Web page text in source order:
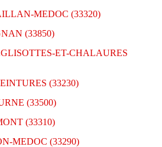
MEDOC (33320)
(33850)
ET-CHALAURES
(33230)
(33500)
(33310)
MEDOC (33290)